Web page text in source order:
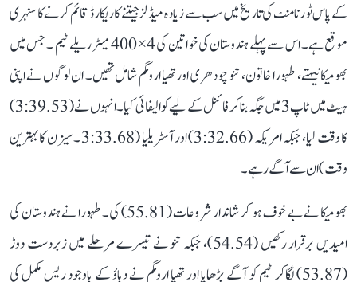
کے پاس ٹورنامنٹ کی تاریخ میں سب سے زیادہ میڈلز جیتنے کا ریکارڈ قائم کرنے کا سنہری
موقع ہے۔ اس سے پہلے ہندوستان کی خواتین کی 4×400 میٹر ریلے ٹیم ۔ جس میں
بھومیکا نیہتے، طہورا خاتون، تنو چودھری اور تھیا ارومگم شامل تھیں۔ ان لوگوں نے اپنی
ہیٹ میں ٹاپ 3 میں جگہ بنا کر فائنل کے لیے کوالیفائی کیا۔ انہوں نے (3:39.53)
کا وقت لیا، جبکہ امریکہ (3:32.66) اور آسٹریلیا (3:33.68 ۔ سیزن کا بہترین
وقت) ان سے آگے رہے۔
بھومیکا نے بے خوف ہو کر شاندار شروعات (55.81) کی۔ طہورا نے ہندوستان کی
امیدیں برقرار رکھیں (54.54)، جبکہ تنو نے تیسرے مرحلے میں زبردست دوڑ
(53.87) لگاکر ٹیم کو آگے بڑھایا اور تھیا ارومگم نے دباؤ کے باوجود ریس مکمل کی